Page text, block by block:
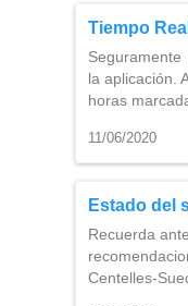
Tiempo
Seguramente
la aplicación.
horas
11/06/2020
Estado del
Recuerda
Centelles-